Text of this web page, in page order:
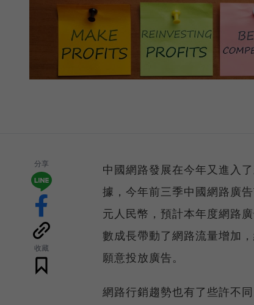
分享
收藏
中國網路發展在今年又進入
據，今年前三季中國網路廣
元人民幣，預計本年度網路
數成長帶動了網路流量增加
願意投放廣告。
網路行銷趨勢也有了些許不